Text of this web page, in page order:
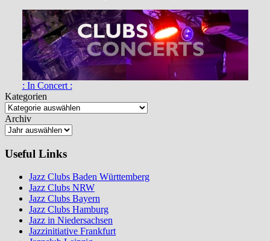
: In Concert :
Kategorien
Archiv
Useful Links
Jazz Clubs Baden Württemberg
Jazz Clubs NRW
Jazz Clubs Bayern
Jazz Clubs Hamburg
Jazz in Niedersachsen
Jazzinitiative Frankfurt